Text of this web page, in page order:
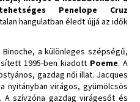
Penelope Cruz
hangulatban éledt újjá az idők
a különleges szépségű,
1995-ben kiadott Poeme. A
gazdag női illat. Jacques
nyitányban virágos, gyümölcsös
szívzóna gazdag virágesőt és